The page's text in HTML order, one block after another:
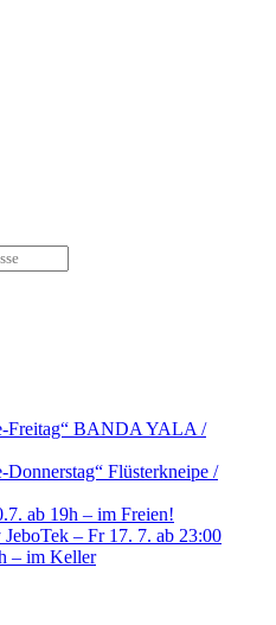
Freitag“ BANDA YALA /
Flüsterkneipe /
ab 19h – im Freien!
– Fr 17. 7. ab 23:00
– im Keller